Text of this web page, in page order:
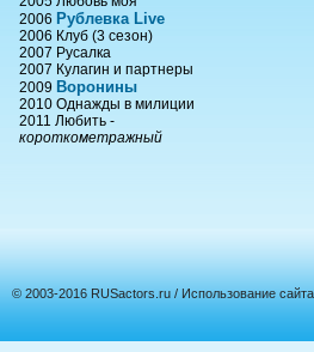
2006 Рублевка Live
2006 Клуб (3 сезон)
2007 Русалка
2007 Кулагин и партнеры
2009 Воронины
2010 Однажды в милиции
2011 Любить -
короткометражный
© 2003-2016 RUSactors.ru / Использование сайта